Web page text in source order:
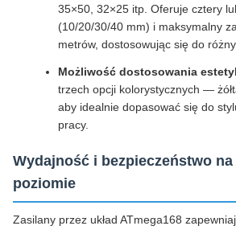
35×50, 32×25 itp. Oferuje cztery
(10/20/30/40 mm) i maksymalny
metrów, dostosowując się do
Możliwość dostosowania
trzech opcji kolorystycznych —
aby idealnie dopasować się do
pracy.
Wydajność i bezpieczeństwo
poziomie
Zasilany przez układ ATmega168